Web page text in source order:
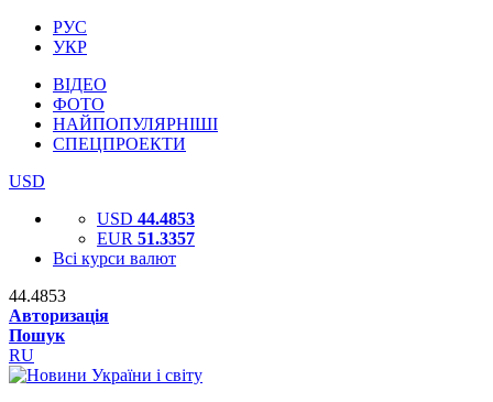
РУС
УКР
ВІДЕО
ФОТО
НАЙПОПУЛЯРНІШІ
СПЕЦПРОЕКТИ
USD
USD 44.4853
EUR 51.3357
Всі курси валют
44.4853
Авторизація
Пошук
RU